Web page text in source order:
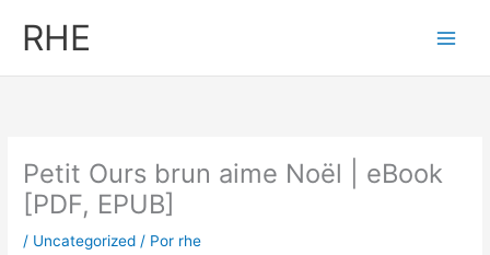
RHE
Petit Ours brun aime Noël | eBook
[PDF, EPUB]
/ Uncategorized / Por rhe